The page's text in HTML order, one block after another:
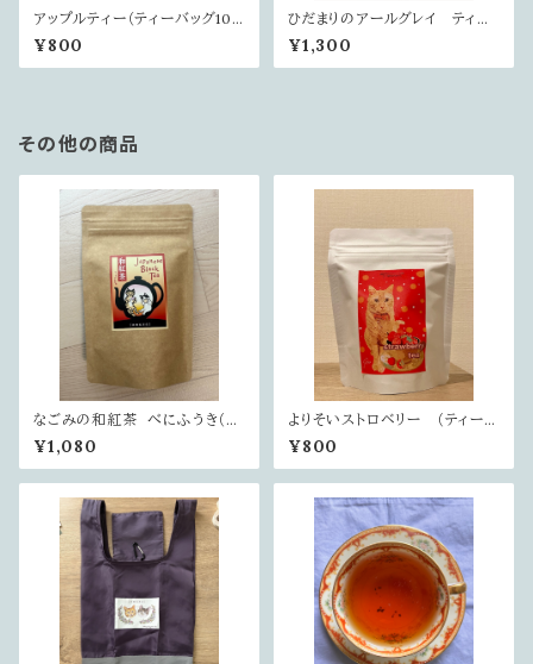
アップルティー（ティーバッグ10
個入り）
¥800
ひだまりのアールグレイ ティー
バッグ20個入り
¥1,300
その他の商品
なごみの和紅茶 べにふうき（2
0ティーバッグ）
¥1,080
よりそいストロベリー （ティーバ
ッグ10個入り）
¥800